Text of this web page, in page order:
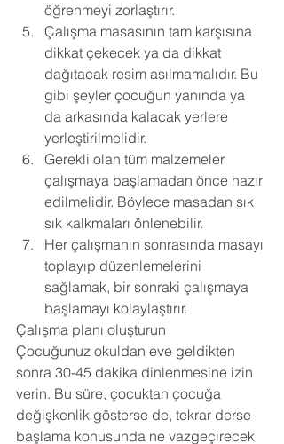
öğrenmeyi zorlaştırır.
Çalışma masasının tam karşısına
dikkat çekecek ya da dikkat
dağıtacak resim asılmamalıdır. Bu
gibi şeyler çocuğun yanında ya
da arkasında kalacak yerlere
yerleştirilmelidir.
Gerekli olan tüm malzemeler
çalışmaya başlamadan önce hazır
edilmelidir. Böylece masadan sık
sık kalkmaları önlenebilir.
Her çalışmanın sonrasında masayı
toplayıp düzenlemelerini
sağlamak, bir sonraki çalışmaya
başlamayı kolaylaştırır.
Çalışma planı oluşturun
Çocuğunuz okuldan eve geldikten
sonra 30-45 dakika dinlenmesine izin
verin. Bu süre, çocuktan çocuğa
değişkenlik gösterse de, tekrar derse
başlama konusunda ne vazgeçirecek